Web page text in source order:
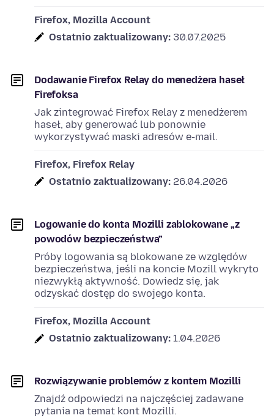
Firefox, Mozilla Account
Ostatnio zaktualizowany: 30.07.2025
Dodawanie Firefox Relay do menedżera haseł
Firefoksa
Jak zintegrować Firefox Relay z menedżerem
haseł, aby generować lub ponownie
wykorzystywać maski adresów e-mail.
Firefox, Firefox Relay
Ostatnio zaktualizowany: 26.04.2026
Logowanie do konta Mozilli zablokowane „z
powodów bezpieczeństwa”
Próby logowania są blokowane ze względów
bezpieczeństwa, jeśli na koncie Mozill wykryto
niezwykłą aktywność. Dowiedz się, jak
odzyskać dostęp do swojego konta.
Firefox, Mozilla Account
Ostatnio zaktualizowany: 1.04.2026
Rozwiązywanie problemów z kontem Mozilli
Znajdź odpowiedzi na najczęściej zadawane
pytania na temat kont Mozilli.